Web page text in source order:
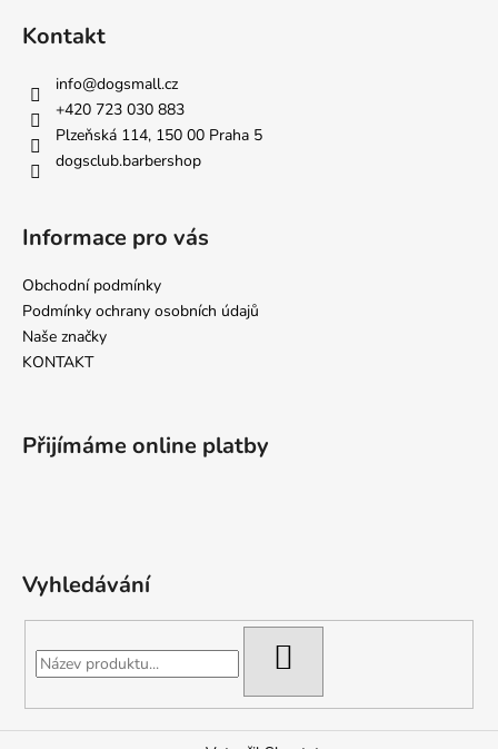
v
k
u
Kontakt
info@dogsmall.cz
+420 723 030 883
Plzeňská 114, 150 00 Praha 5
dogsclub.barbershop
Informace pro vás
Obchodní podmínky
Podmínky ochrany osobních údajů
Naše značky
KONTAKT
Přijímáme online platby
Vyhledávání